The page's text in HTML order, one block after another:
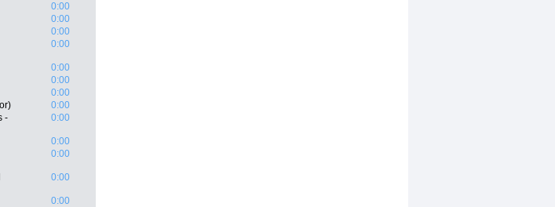
0:00
0:00
0:00
0:00
0:00
0:00
0:00
0:00
-
0:00
0:00
0:00
0:00
0:00